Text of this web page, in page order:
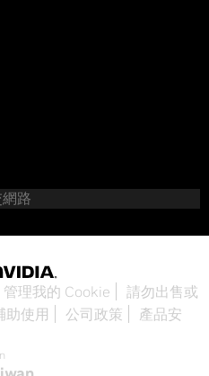
路
管理我的 Cookie
請勿出售或
助使用 公司政策
產品安